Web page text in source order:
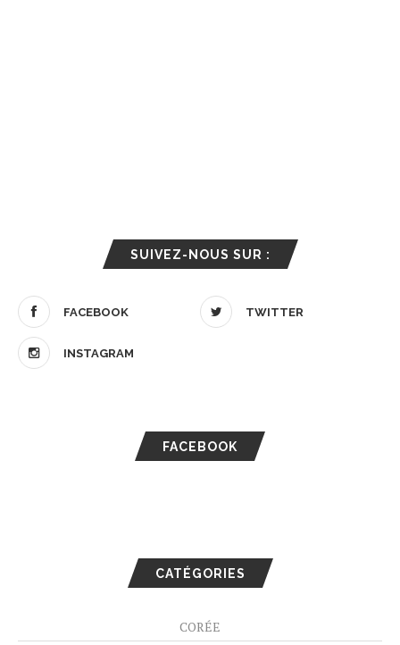
SUIVEZ-NOUS SUR :
FACEBOOK TWITTER
INSTAGRAM
FACEBOOK
CATÉGORIES
CORÉE